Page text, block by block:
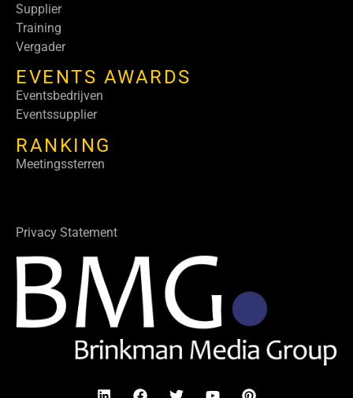
Supplier
Training
Vergader
EVENTS AWARDS
Eventsbedrijven
Eventssupplier
RANKING
Meetingssterren
Privacy Statement